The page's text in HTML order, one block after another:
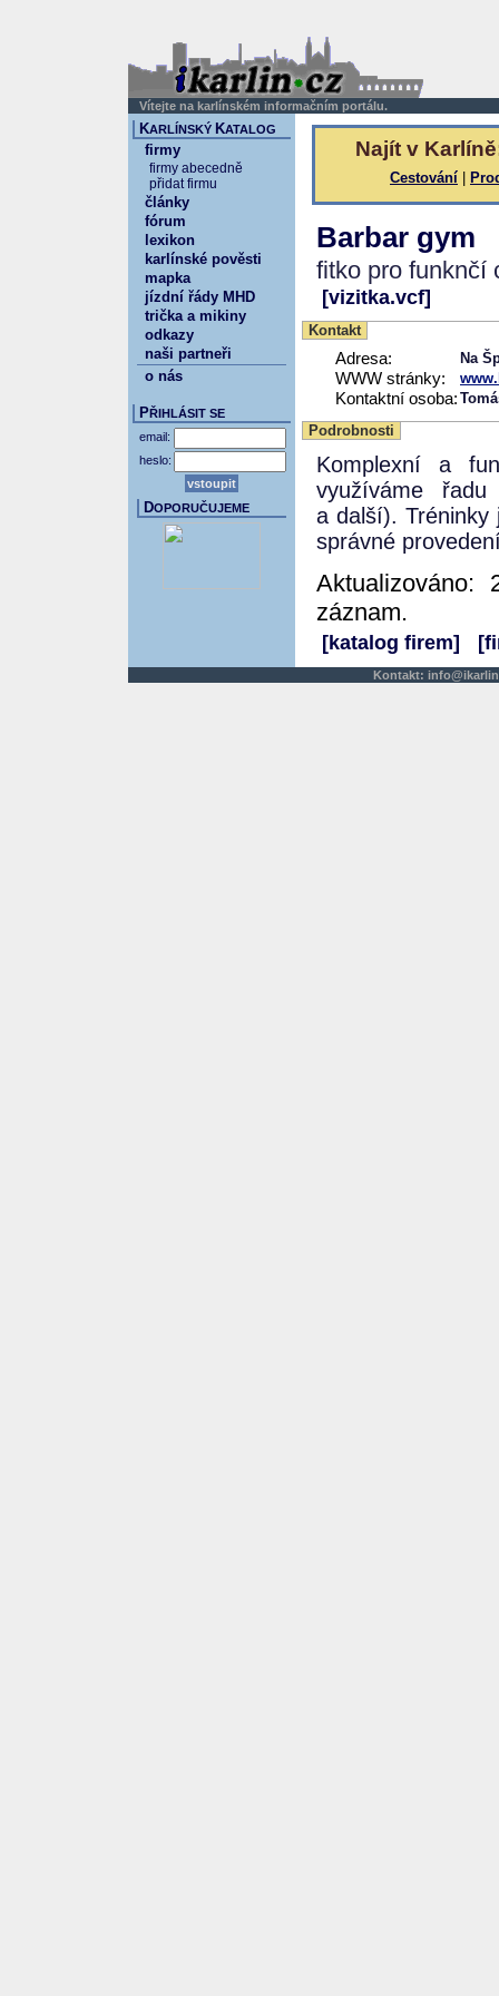
Vítejte na karlínském informačním portálu.
Najít v
Cestování
Barbar gym
fitko pro funknčí
[vizitka.vcf]
Kontakt
Adresa: Na
WWW stránky:
Kontaktní osoba:
Podrobnosti
Komplexní a
využíváme
a další). Tréninky
správné
Aktualizováno:
záznam.
[katalog firem]
KARLÍNSKÝ KATALOG
firmy
firmy abecedně
přidat firmu
články
fórum
lexikon
karlínské pověsti
mapka
jízdní řády MHD
trička a mikiny
odkazy
naši partneři
o nás
PŘIHLÁSIT SE
email:
heslo:
DOPORUČUJEME
Kontakt: